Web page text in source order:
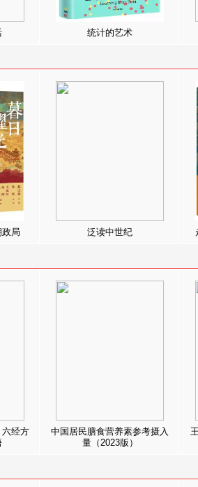
统计的艺术
局 泛读中世纪
六经方
中国居民膳食营养素参考摄入
量（2023版）